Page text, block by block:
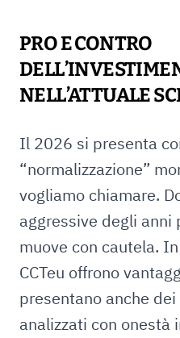
PRO E CONTRO
NELL’ATTUALE
Il 2026 si presenta
“normalizzazione”
vogliamo chiamare.
aggressive degli anni
muove con cautela.
CCTeu offrono
presentano anche
analizzati con onestà